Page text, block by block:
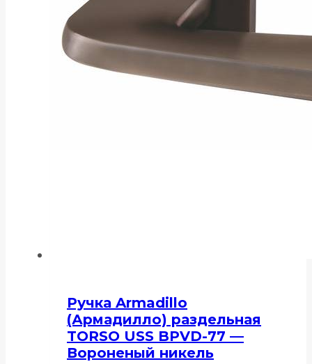
Ручка Armadillo
(Армадилло) раздельная
TORSO USS BPVD-77 —
Вороненый никель